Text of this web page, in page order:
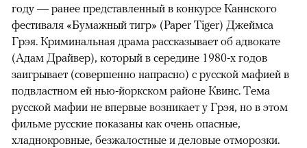
году — ранее представленный в конкурсе Каннского
фестиваля «Бумажный тигр» (Paper Tiger) Джеймса
Грэя. Криминальная драма рассказывает об адвокате
(Адам Драйвер), который в середине 1980-х годов
заигрывает (совершенно напрасно) с русской мафией в
подвластном ей нью-йоркском районе Квинс. Тема
русской мафии не впервые возникает у Грэя, но в этом
фильме русские показаны как очень опасные,
хладнокровные, безжалостные и деловые отморозки.